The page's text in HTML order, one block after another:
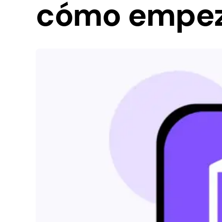
cómo